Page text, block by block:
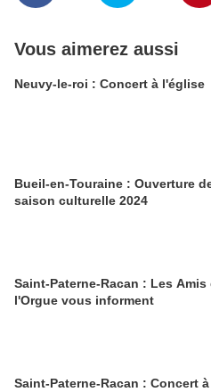
Vous aimerez aussi
Neuvy-le-roi : Concert à l'église
Bueil-en-Touraine : Ouverture
saison culturelle 2024
Saint-Paterne-Racan : Les Amis
l'Orgue vous informent
Saint-Paterne-Racan : Concert à